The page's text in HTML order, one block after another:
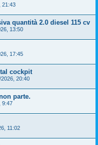
21:43
quantità 2.0 diesel 115 cv
13:50
17:45
cockpit
20:40
parte.
9:47
11:02